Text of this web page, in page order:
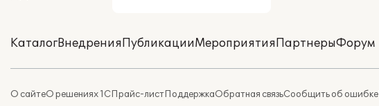
КаталогВнедренияПубликацииМероприятияПартнерыФорум
О сайтеО решениях 1СПрайс-листПоддержкаОбратная связьСообщить об ошибке